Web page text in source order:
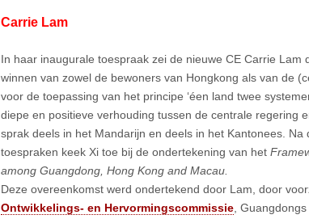
Carrie Lam
In haar inaugurale toespraak zei de nieuwe CE Carrie Lam
winnen van zowel de bewoners van Hongkong als van de
voor de toepassing van het principe ‘éen land twee
diepe en positieve verhouding tussen de centrale regering
sprak deels in het Mandarijn en deels in het Kantonees.
toespraken keek Xi toe bij de ondertekening van het
among Guangdong, Hong Kong and Macau.
Deze overeenkomst werd ondertekend door Lam, door
Ontwikkelings- en Hervormingscommissie,